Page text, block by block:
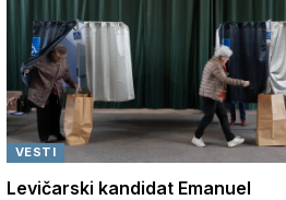
VESTI
Levičarski kandidat Emanuel